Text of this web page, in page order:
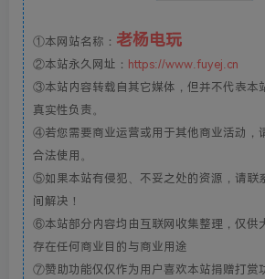
①本网站名称： 老杨电玩
②本站永久网址： https://www.fuyej.cn
③本站内容转载自其它媒体，但并不代表本
真实性负责。
④若您需要商业运营或用于其他商业活动，
合法使用。
⑤如果本站有侵犯、不妥之处的资源，请联
间解决！
⑥本站部分内容均由互联网收集整理，仅供
存在任何商业目的与商业用途
⑦赞助功能仅仅作为用户喜欢本站捐赠打赏